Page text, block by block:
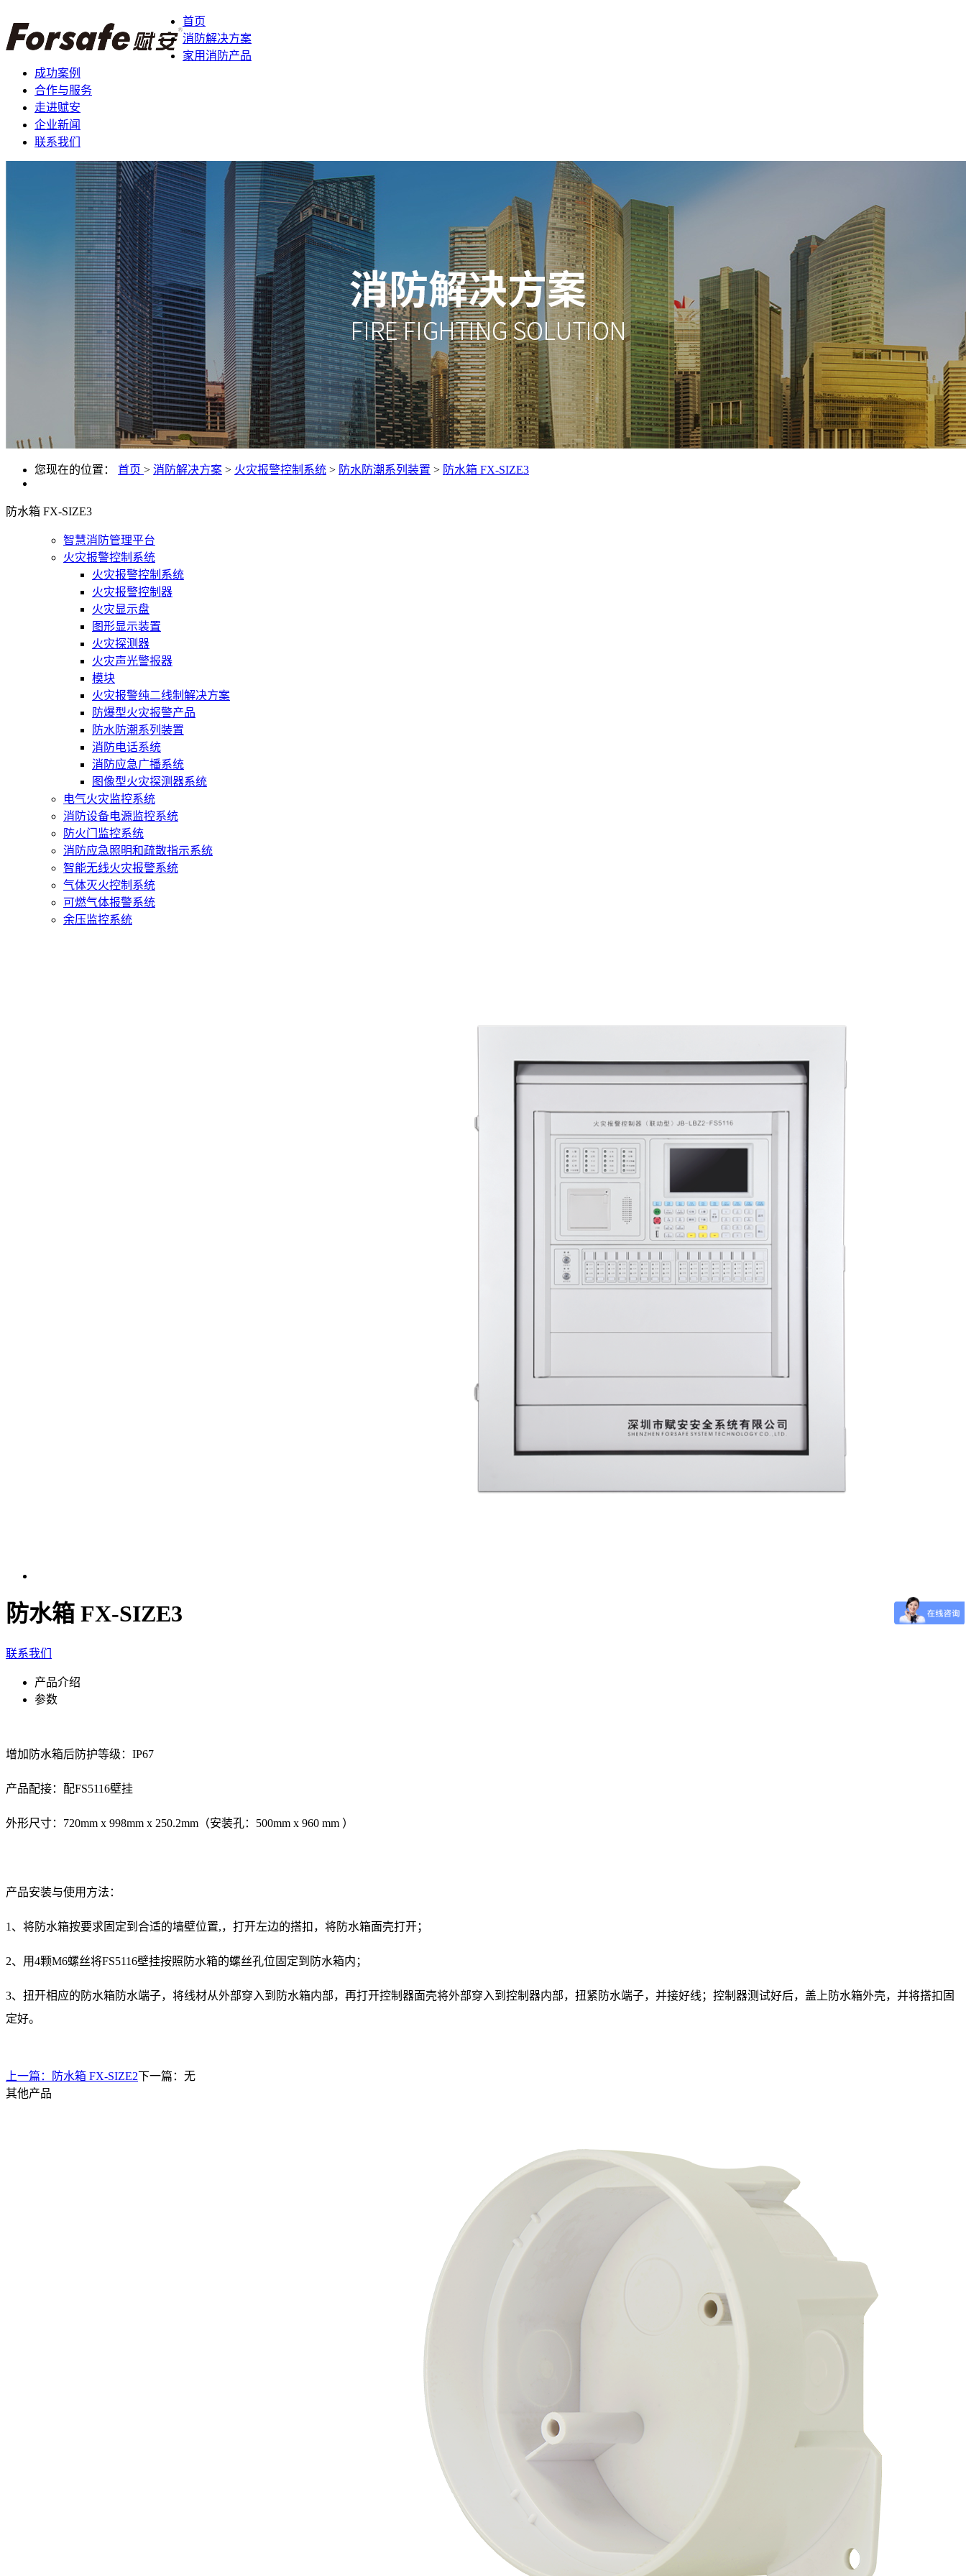
首页
消防解决方案
家用消防产品
成功案例
合作与服务
走进赋安
企业新闻
联系我们
您现在的位置： 首页 > 消防解决方案 > 火灾报警控制系统 > 防水防潮系列装置 > 防水箱 FX-SIZE3
防水箱 FX-SIZE3
智慧消防管理平台
火灾报警控制系统
火灾报警控制系统
火灾报警控制器
火灾显示盘
图形显示装置
火灾探测器
火灾声光警报器
模块
火灾报警纯二线制解决方案
防爆型火灾报警产品
防水防潮系列装置
消防电话系统
消防应急广播系统
图像型火灾探测器系统
电气火灾监控系统
消防设备电源监控系统
防火门监控系统
消防应急照明和疏散指示系统
智能无线火灾报警系统
气体灭火控制系统
可燃气体报警系统
余压监控系统
防水箱 FX-SIZE3
联系我们
产品介绍
参数
增加防水箱后防护等级：IP67
产品配接：配FS5116壁挂
外形尺寸：720mm x 998mm x 250.2mm（安装孔：500mm x 960 mm ）
产品安装与使用方法：
1、将防水箱按要求固定到合适的墙壁位置,，打开左边的搭扣，将防水箱面壳打开；
2、用4颗M6螺丝将FS5116壁挂按照防水箱的螺丝孔位固定到防水箱内；
3、扭开相应的防水箱防水端子，将线材从外部穿入到防水箱内部，再打开控制器面壳将外部穿入到控制器内部，扭紧防水端子，并接好线；控制器测试好后，盖上防水箱外壳，并将搭扣固
定好。
上一篇： 防水箱 FX-SIZE2下一篇：无
其他产品